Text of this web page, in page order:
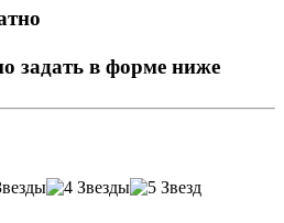
задать в форме ниже